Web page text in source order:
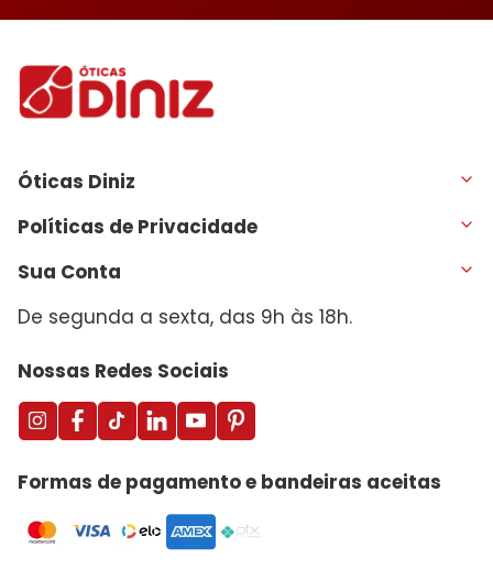
Óticas Diniz
Políticas de Privacidade
Sua Conta
De segunda a sexta, das 9h às 18h.
Nossas Redes Sociais
Formas de pagamento e bandeiras aceitas